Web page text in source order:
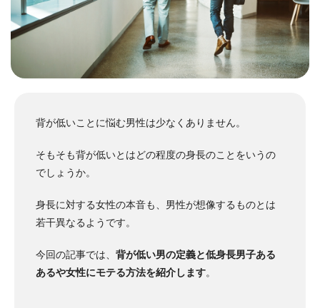
背が低いことに悩む男性は少なくありません。
そもそも背が低いとはどの程度の身長のことをいうの
でしょうか。
身長に対する女性の本音も、男性が想像するものとは
若干異なるようです。
今回の記事では、 背が低い男の定義と低身長男子ある
あるや女性にモテる方法を紹介します。